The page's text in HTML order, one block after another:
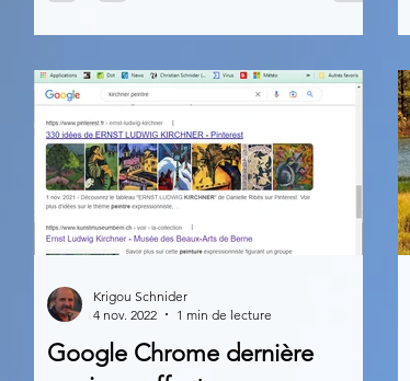
Google Chrome dernière
Krigou Schnider
4 nov. 2022
1 min de lecture